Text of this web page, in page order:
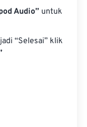
Audio” untuk
“Selesai” klik